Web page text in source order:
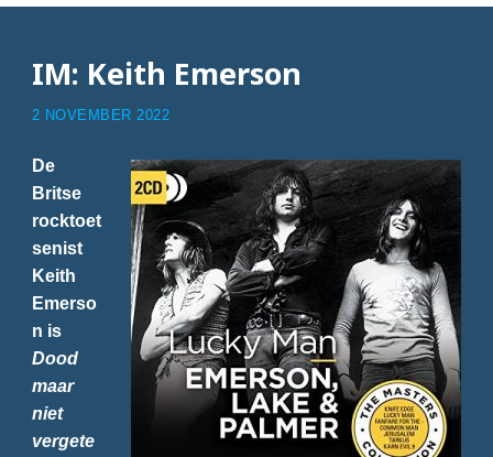
IM: Keith Emerson
2 NOVEMBER 2022
De
Britse
rocktoet
senist
Keith
Emerso
n is
Dood
maar
niet
vergete